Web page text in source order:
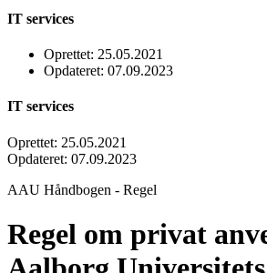
IT services
Oprettet: 25.05.2021
Opdateret: 07.09.2023
IT services
Oprettet: 25.05.2021
Opdateret: 07.09.2023
AAU Håndbogen - Regel
Regel om privat